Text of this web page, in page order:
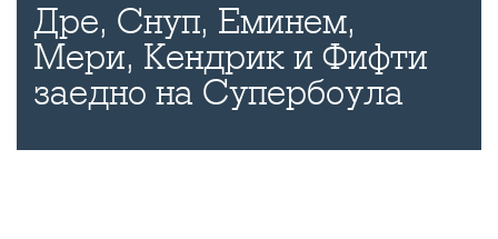
Дре, Снуп, Еминем,
Мери, Кендрик и Фифти
заедно на Супербоула